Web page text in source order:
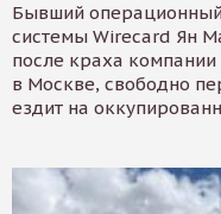
Бывший
системы Wirecard Ян
после краха компании
в Москве, свободно
ездит на